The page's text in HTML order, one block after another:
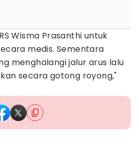
Wisma Prasanthi untuk
medis. Sementara
menghalangi jalur arus lalu
secara gotong royong,"